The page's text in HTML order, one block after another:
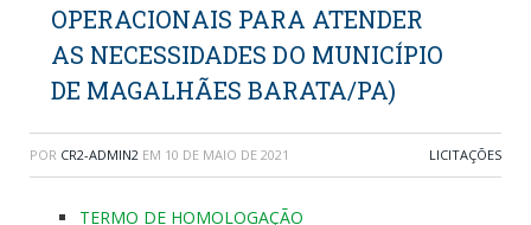
OPERACIONAIS PARA ATENDER
AS NECESSIDADES DO MUNICÍPIO
DE MAGALHÃES BARATA/PA)
POR CR2-ADMIN2 EM 10 DE MAIO DE 2021 LICITAÇÕES
TERMO DE HOMOLOGAÇÃO